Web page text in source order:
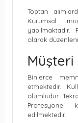
Toptan
Kurumsal
olarak
Binlerce
etmektedir.
olumludur.
Profesyonel
edilmektedir.